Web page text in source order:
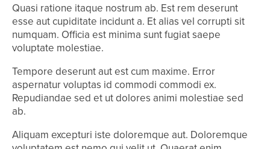
Quasi ratione itaque nostrum ab. Est rem deserunt
esse aut cupiditate incidunt a. Et alias vel corrupti sit
numquam. Officia est minima sunt fugiat saepe
voluptate molestiae.
Tempore deserunt aut est cum maxime. Error
aspernatur voluptas id commodi commodi ex.
Repudiandae sed et ut dolores animi molestiae sed
ab.
Aliquam excepturi iste doloremque aut. Doloremque